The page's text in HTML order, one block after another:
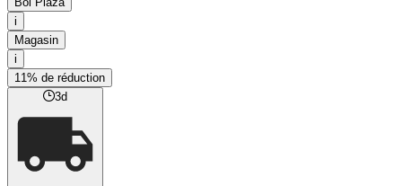
i
Magasin
i
11% de réduction
3d